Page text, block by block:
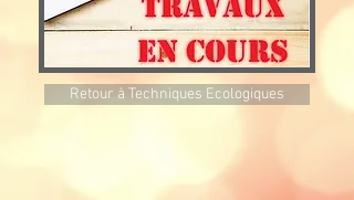
Retour à Techniques Ecologiques